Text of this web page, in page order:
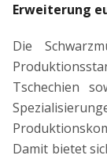
Erweiterung
Die
Tschechien
Damit bietet